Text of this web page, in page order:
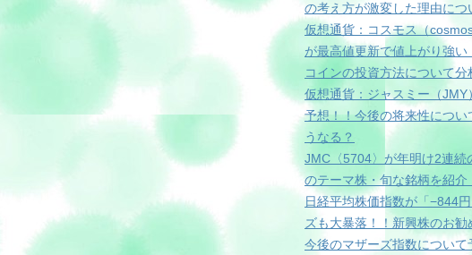
の考え方が激変した理由につ
仮想通貨：コスモス（
が最高値更新で値上がり強い
コインの投資方法について分
仮想通貨：ジャスミー（
予想！！今後の将来性につい
うなる？
JMC〈5704〉が年明け2連続
のテーマ株・旬な銘柄を紹介
日経平均株価指数が「−844
ズも大暴落！！新興株のお勧
今後のマザーズ指数について